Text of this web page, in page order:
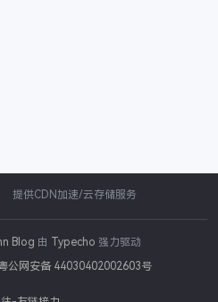
提供CDN加速/云存储服务
Blog 由 Typecho 强力驱动
公网安备 44030402002603号